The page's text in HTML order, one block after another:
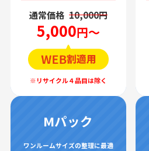
通常価格 10,000円
5,000円～
Mパック
ワンルームサイズの整理に最適